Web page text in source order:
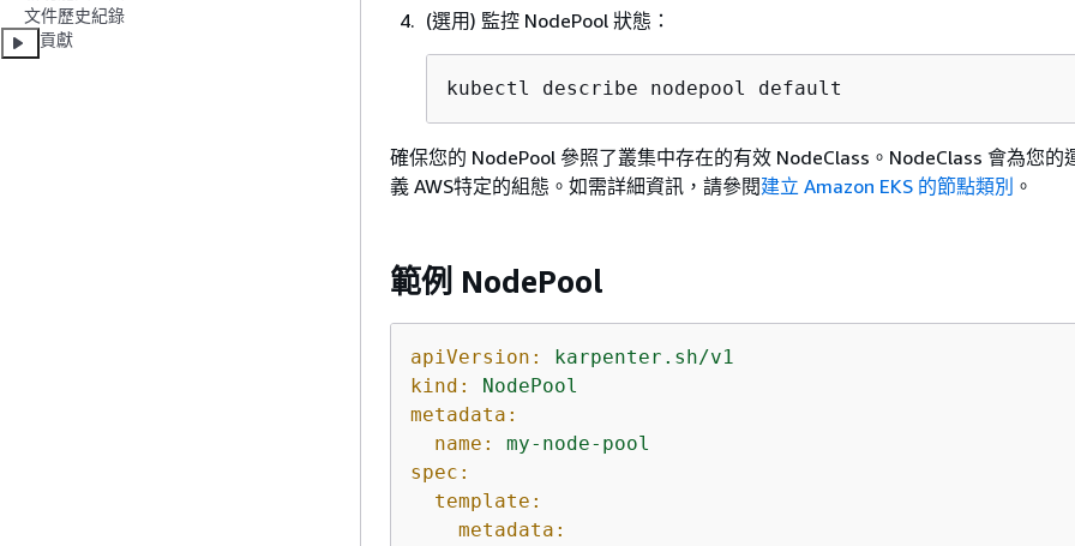
文件歷史紀錄
貢獻
(選用) 監控 NodePool 狀態：
kubectl describe nodepool default
確保您的 NodePool 參照了叢集中存在的有效 NodeClass。NodeClass 會為您的
義 AWS特定的組態。如需詳細資訊，請參閱建立 Amazon EKS 的節點類別 。
範例 NodePool
apiVersion:
karpenter.sh/v1
kind:
NodePool
metadata:
name:
my-node-pool
spec:
template:
metadata: